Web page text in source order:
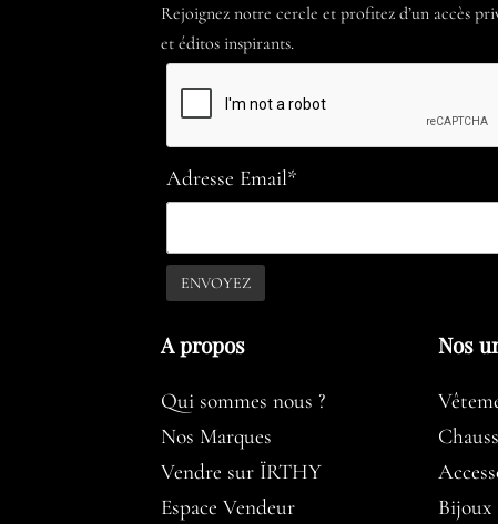
Rejoignez notre cercle et profitez d’un accès
et éditos inspirants.
Adresse Email*
A propos​
Qui sommes nous ?
Nos Marques
Vendre sur ÏRTHY
Espace Vendeur
Nos
Bijoux